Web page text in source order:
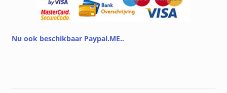
Nu ook beschikbaar Paypal.ME..